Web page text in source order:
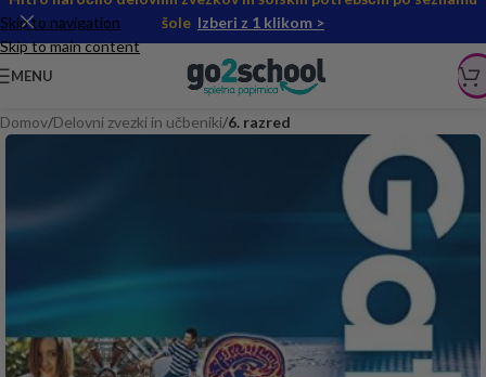
Skip to navigation
Skip to main content
šole Izberi z 1 klikom >
MENU
Domov Delovni zvezki in učbeniki 6. razred